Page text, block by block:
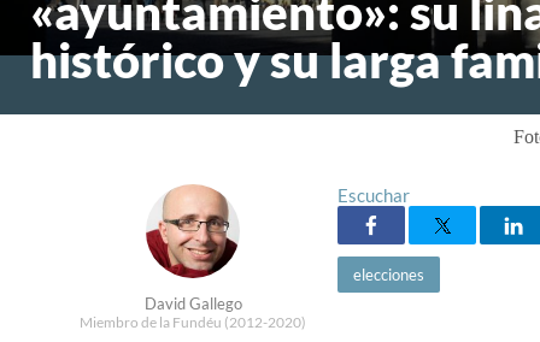
«ayuntamiento»: su
histórico y su larga
David Gallego
Miembro de la Fundéu (2012-2020)
Escuchar
elecciones